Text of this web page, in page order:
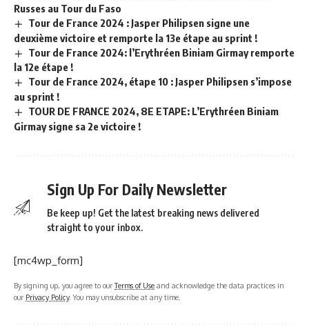
Russes au Tour du Faso
Tour de France 2024 : Jasper Philipsen signe une
deuxième victoire et remporte la 13e étape au sprint !
Tour de France 2024: l’Erythréen Biniam Girmay remporte
la 12e étape !
Tour de France 2024, étape 10 : Jasper Philipsen s’impose
au sprint !
TOUR DE FRANCE 2024, 8E ETAPE: L’Erythréen Biniam
Girmay signe sa 2e victoire !
Sign Up For Daily Newsletter
Be keep up! Get the latest breaking news delivered
straight to your inbox.
[mc4wp_form]
By signing up, you agree to ourTerms of Use and acknowledge the data practices in
our Privacy Policy. You may unsubscribe at any time.